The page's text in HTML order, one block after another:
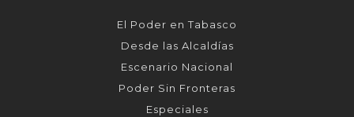
El Poder en Tabasco
Desde las Alcaldías
Escenario Nacional
Poder Sin Fronteras
Especiales